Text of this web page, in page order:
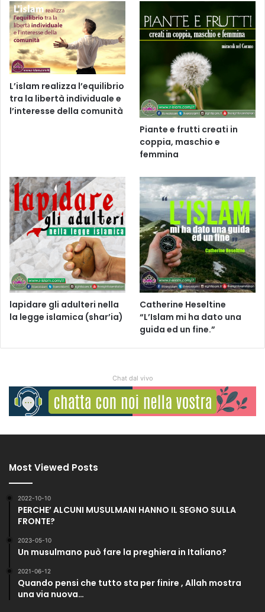
L’islam realizza l’equilibrio
tra la libertà individuale e
l’interesse della comunità
Piante e frutti creati in
coppia, maschio e
femmina
lapidare gli adulteri nella
la legge islamica (shar’ia)
Catherine Heseltine
“L’Islam mi ha dato una
guida ed un fine.”
Chat dal vivo
Most Viewed Posts
2022-10-10
PERCHE’ ALCUNI MUSULMANI HANNO IL SEGNO SULLA
FRONTE?
2023-05-10
Un musulmano può fare la preghiera in Italiano?
2021-06-12
Quando pensi che tutto sta per finire , Allah mostra
una via nuova…